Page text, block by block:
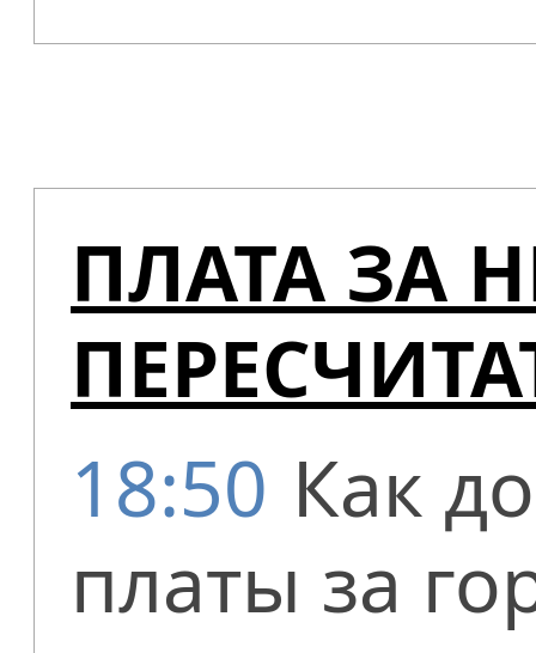
ПЛАТА ЗА
18:50 Как
платы за